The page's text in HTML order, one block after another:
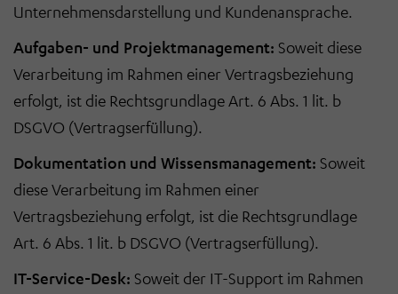
Unternehmensdarstellung und Kundenansprache.
Aufgaben- und Projektmanagement: Soweit diese
Verarbeitung im Rahmen einer Vertragsbeziehung
erfolgt, ist die Rechtsgrundlage Art. 6 Abs. 1 lit. b
DSGVO (Vertragserfüllung).
Dokumentation und Wissensmanagement: Soweit
diese Verarbeitung im Rahmen einer
Vertragsbeziehung erfolgt, ist die Rechtsgrundlage
Art. 6 Abs. 1 lit. b DSGVO (Vertragserfüllung).
IT-Service-Desk: Soweit der IT-Support im Rahmen